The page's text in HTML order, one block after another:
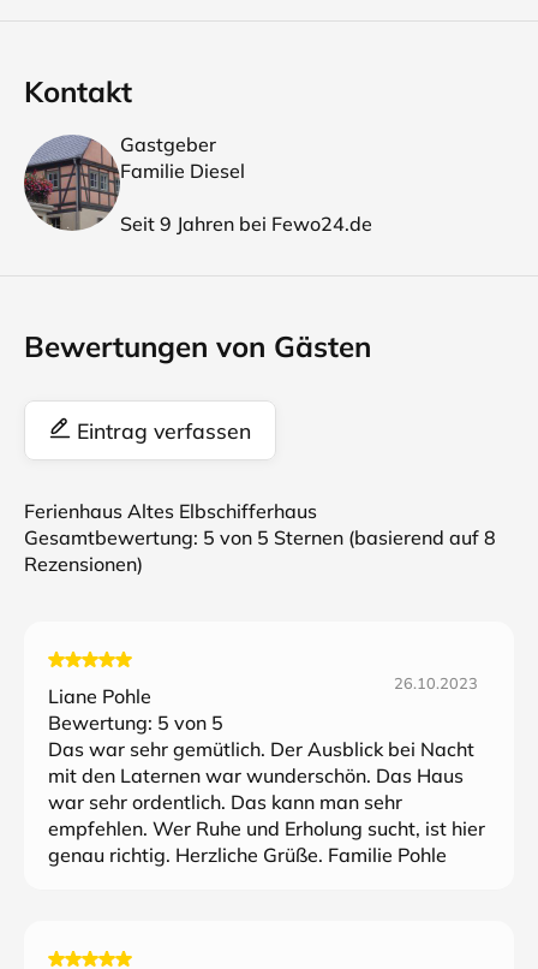
Kontakt
Gastgeber
Familie Diesel
Seit 9 Jahren bei Fewo24.de
Bewertungen von Gästen
Eintrag verfassen
Ferienhaus Altes Elbschifferhaus
Gesamtbewertung: 5 von 5 Sternen (basierend auf 8
Rezensionen)
Liane Pohle
26.10.2023
Bewertung: 5 von 5
Das war sehr gemütlich. Der Ausblick bei Nacht
mit den Laternen war wunderschön. Das Haus
war sehr ordentlich. Das kann man sehr
empfehlen. Wer Ruhe und Erholung sucht, ist hier
genau richtig. Herzliche Grüße. Familie Pohle